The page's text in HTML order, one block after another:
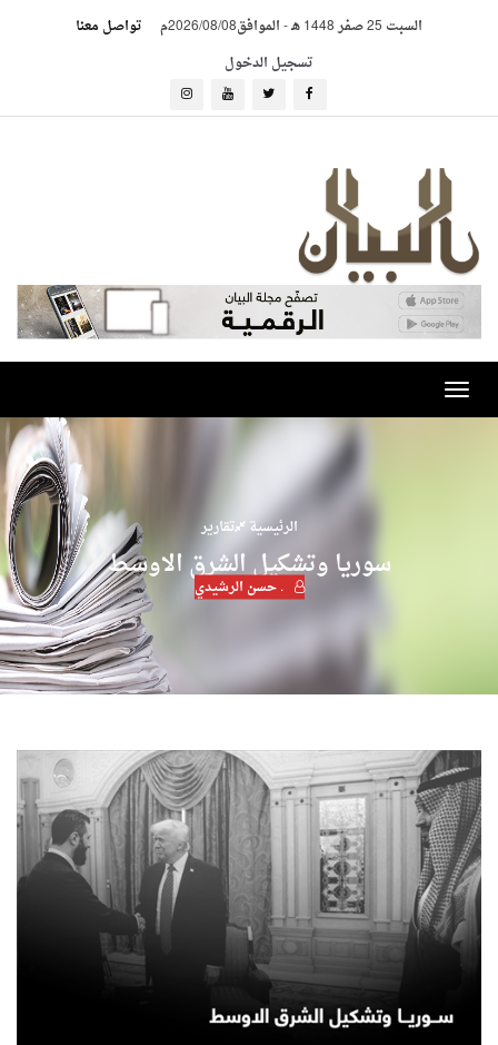
السبت 25 صفر 1448 هـ -الموافق2026/08/08م
تواصل معنا
تسجيل الدخول
Toggle
navigation
الرئيسية تقارير
سوريا وتشكيل الشرق الاوسط
. حسن الرشيدي